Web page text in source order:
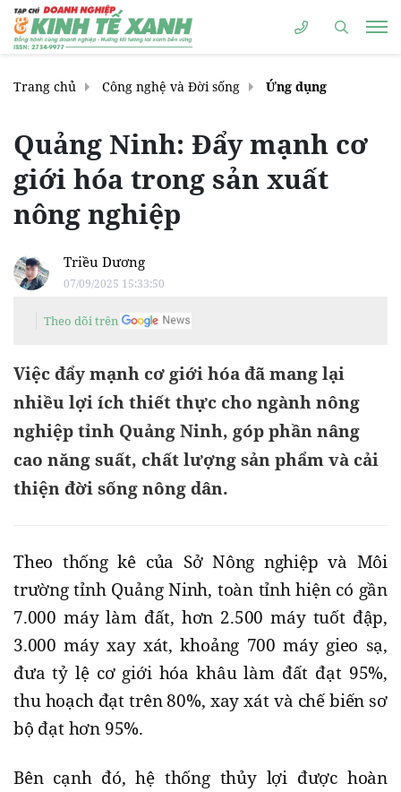
Trang chủ Công nghệ và Đời sống Ứng dụng
Quảng Ninh: Đẩy mạnh cơ
giới hóa trong sản xuất
nông nghiệp
Triều Dương
07/09/2025 15:33:50
Theo dõi trên
Việc đẩy mạnh cơ giới hóa đã mang lại
nhiều lợi ích thiết thực cho ngành nông
nghiệp tỉnh Quảng Ninh, góp phần nâng
cao năng suất, chất lượng sản phẩm và cải
thiện đời sống nông dân.
Theo thống kê của Sở Nông nghiệp và Môi
trường tỉnh Quảng Ninh, toàn tỉnh hiện có gần
7.000 máy làm đất, hơn 2.500 máy tuốt đập,
3.000 máy xay xát, khoảng 700 máy gieo sạ,
đưa tỷ lệ cơ giới hóa khâu làm đất đạt 95%,
thu hoạch đạt trên 80%, xay xát và chế biến sơ
bộ đạt hơn 95%.
Bên cạnh đó, hệ thống thủy lợi được hoàn